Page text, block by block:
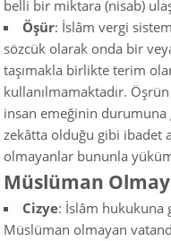
belli bir miktara (nisab)
Öşür: İslâm vergi
sözcük olarak onda bir
taşımakla birlikte terim
kullanılmamaktadır.
insan emeğinin
zekâtta olduğu gibi ibadet
olmayanlar bununla
Müslüman
Cizye: İslâm hukukuna
Müslüman olmayan